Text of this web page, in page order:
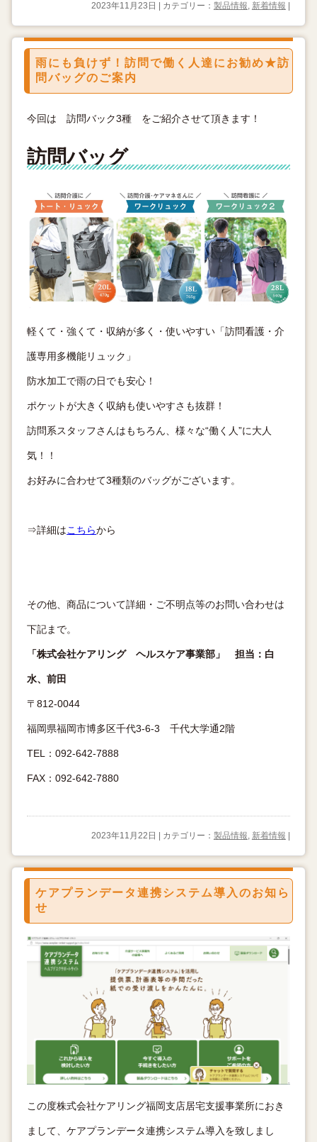
2023年11月23日 | カテゴリー： 製品情報, 新着情報
雨にも負けず！訪問で働く人達にお勧め★訪
問バッグのご案内
今回は 訪問バック3種 をご紹介させて頂きます！
訪問バッグ
軽くて・強くて・収納が多く・使いやすい「訪問看護・介
護専用多機能リュック」
防水加工で雨の日でも安心！
ポケットが大きく収納も使いやすさも抜群！
訪問系スタッフさんはもちろん、様々な“働く人”に大人
気！！
お好みに合わせて3種類のバッグがございます。
⇒詳細はこちらから
その他、商品について詳細・ご不明点等のお問い合わせは
下記まで。
「株式会社ケアリング ヘルスケア事業部」 担当：白
水、前田
〒812-0044
福岡県福岡市博多区千代3-6-3 千代大学通2階
TEL：092-642-7888
FAX：092-642-7880
2023年11月22日 | カテゴリー： 製品情報 新着情報 |
ケアプランデータ連携システム導入のお知ら
せ
この度株式会社ケアリング福岡支店居宅支援事業所におき
まして、ケアプランデータ連携システム導入を致しまし